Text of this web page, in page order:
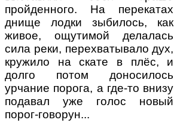
пройденного. На перекатах
днище лодки зыбилось, как
живое, ощутимой делалась
сила реки, перехватывало дух,
кружило на скате в плёс, и
долго потом доносилось
урчание порога, а где-то внизу
подавал уже голос новый
порог-говорун...